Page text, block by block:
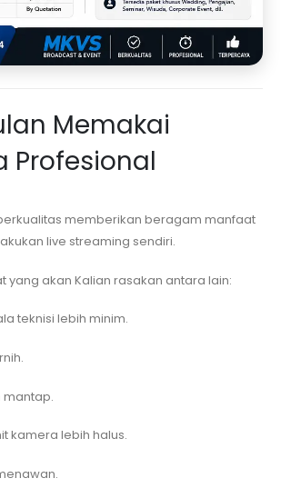
Memakai
Profesional
memberikan beragam manfaat
live streaming sendiri.
yang akan Kalian rasakan antara lain:
teknisi lebih minim.
mantap.
kamera lebih halus.